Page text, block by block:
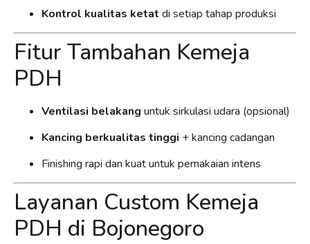
Kontrol kualitas ketat di setiap tahap produksi
Fitur Tambahan Kemeja
PDH
Ventilasi belakang untuk sirkulasi udara (opsional)
Kancing berkualitas tinggi + kancing cadangan
Finishing rapi dan kuat untuk pemakaian intens
Layanan Custom Kemeja
PDH di Bojonegoro